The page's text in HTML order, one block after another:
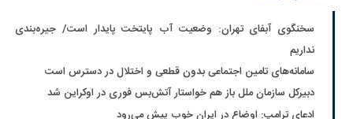
سخنگوی آبفای تهران: وضعیت آب پایتخت پایدار است/ جیره‌بندی
نداریم
سامانه‌های تامین اجتماعی بدون قطعی و اختلال در دسترس است
دبیرکل سازمان ملل باز هم خواستار آتش‌بس فوری در اوکراین شد
ادعای ترامپ: اوضاع در ایران خوب پیش می‌رود